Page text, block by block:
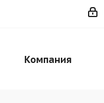
Компания